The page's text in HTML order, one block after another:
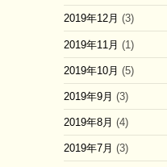
2019年12月 (3)
2019年11月 (1)
2019年10月 (5)
2019年9月 (3)
2019年8月 (4)
2019年7月 (3)